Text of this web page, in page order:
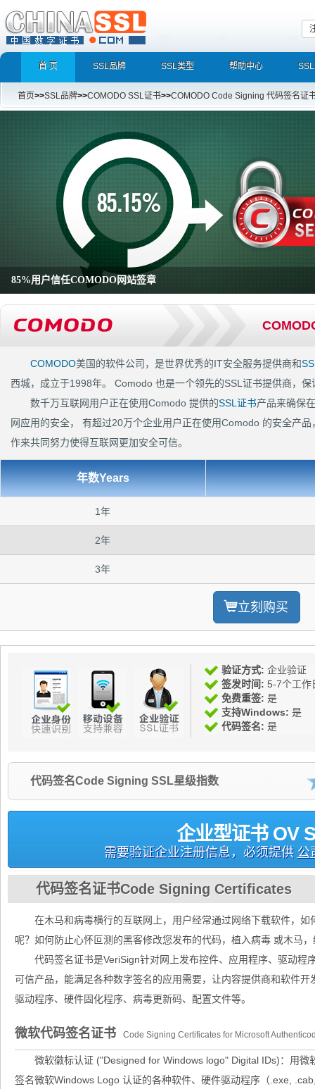
首 页 SSL品牌 SSL类型 帮助中心
首页>>SSL品牌>>COMODO SSL证书>>COMODO Code Signing 代码签名证
全球已经超过100个国家用户选择COMODO的安全产品
全球领先数字证书颁发机构，拥有丰富的SSL证书产品线 全球已经超过100个国家用
COMODO美国的软件公司，是世界优秀的IT安全服务提供商和
西城，成立于1998年。 Comodo 也是一个领先的SSL证书提供商，
数千万互联网用户正在使用Comodo 提供的SSL证书产品来确保
网应用的安全， 有超过20万个企业用户正在使用Comodo 的安全产
作来共同努力使得互联网更加安全可信。
年数Years
1年
2年
3年
立刻购买
验证方式: 企业验证
签发时间: 5-7个工作
免费重签: 是
支持Windows: 是
代码签名: 是
代码签名Code Signing SSL星级指数
企业型证书 OV
需要验证企业注册信息，必须提供 公
代码签名证书Code Signing Certificates
在木马和病毒横行的互联网上，用户经常通过网络下载软件，
呢？如何防止心怀叵测的黑客修改您发布的代码，植入病毒 或木马
代码签名证书是VeriSign针对网上发布控件、应用程序、驱动程
可信产品，能满足各种数字签名的应用需要，让内容提供商和软件
驱动程序、硬件固化程序、病毒更新码、配置文件等。
微软代码签名证书 Code Signing Certificates for Microsoft
微软徽标认证 ("Designed for Windows logo" Digital IDs)：用微
签名微软Windows Logo 认证的各种软件、硬件驱动程序（.exe,